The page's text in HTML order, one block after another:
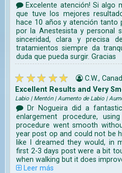
Excelente atención! Si algo
que tuve los mejores
hace 10 años y atención
por la Anestesista y personal
sinceridad, clara y precisa
tratamientos siempre da
duda que pueda surgir. Gracias
C.W.,
Excellent Results and Very
Labio | Mentón | Aumento de Labio |
Dr Nogueira did a
enlargement procedure,
procedure went smooth
year post op and could not be
like I dreamed they would, in
first 2-3 days post were a bit
when walking but it does
Leer más